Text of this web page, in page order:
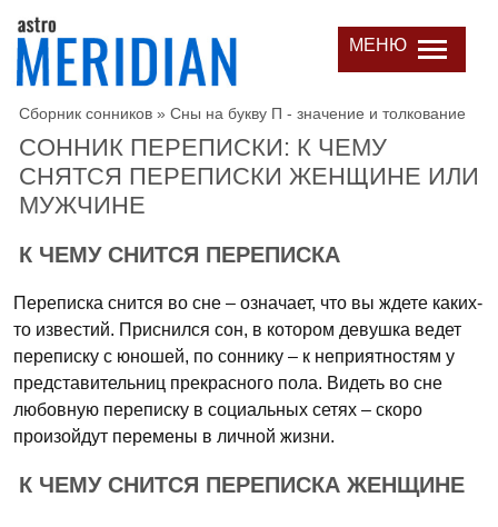
МЕНЮ
Сборник сонников » Сны на букву П - значение и толкование
СОННИК ПЕРЕПИСКИ: К ЧЕМУ
СНЯТСЯ ПЕРЕПИСКИ ЖЕНЩИНЕ ИЛИ
МУЖЧИНЕ
К ЧЕМУ СНИТСЯ ПЕРЕПИСКА
Переписка снится во сне – означает, что вы ждете каких-
то известий. Приснился сон, в котором девушка ведет
переписку с юношей, по соннику – к неприятностям у
представительниц прекрасного пола. Видеть во сне
любовную переписку в социальных сетях – скоро
произойдут перемены в личной жизни.
К ЧЕМУ СНИТСЯ ПЕРЕПИСКА ЖЕНЩИНЕ